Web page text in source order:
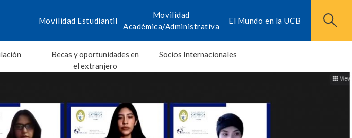
Movilidad Estudiantil
Movilidad
Académica/Administrativa
El Mundo en la UCB
Becas y oportunidades en
el extranjero
Socios Internacionales